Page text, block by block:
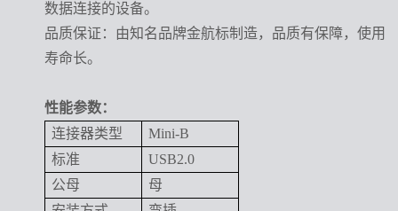
数据连接的设备。
品质保证：由知名品牌金航标制造，品质有保障，使用
寿命长。
性能参数：
连接器类型
Mini-B
标准
USB2.0
公母
母